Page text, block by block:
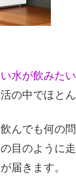
水が飲みたい
の中でほとん
んでも何の
目のように
届きます。